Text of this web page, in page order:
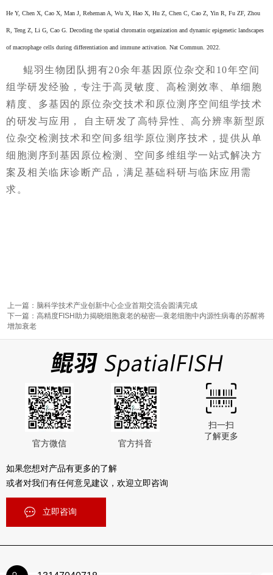
He Y, Chen X, Cao X, Man J, Reheman A, Wu X, Hao X, Hu Z, Chen C, Cao Z, Yin R, Fu ZF, Zhou
R, Teng Z, Li G, Cao G. Decoding the spatial chromatin organization and dynamic epigenetic landscapes
of macrophage cells during differentiation and immune activation. Nat Commun. 2022.
鲲羽生物团队拥有20余年基因原位杂交和 10年空间
组学研发经验，专注于高灵敏度、高检测效率、单细胞
精度、多基因的原位杂交技术和原位测序空间组学技术
的研发与应用，
自主研发了高特异性、高分辨率新型原
位杂交检测技术和空间多组学原位测序技术， 提供从单
细胞测序到基因原位检测、空间多维组学一站式解决方
案及相关临床诊断产品，满足基础科研与临床应用需
求。
上一篇：脑科学技术产业创新中心企业首期交流会圆满完成
下一篇：高精度FISH助力揭晓细胞衰老的秘密—衰老细胞中内源性病毒的苏醒将
增加衰老
官方微信 官方抖音
扫一扫
了解更多
如果您想对产品有更多的了解
或者对我们有任何意见建议，欢迎立即咨询
立即咨询